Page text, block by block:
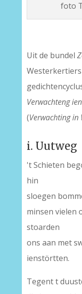
foto
Uit de bundel
Verwachteng
(Verwachting in
i. Uutweg
't Schieten
hin
sloegen
minsen vielen
stoarden
ons aan met
ienstörtten.
Tegent t